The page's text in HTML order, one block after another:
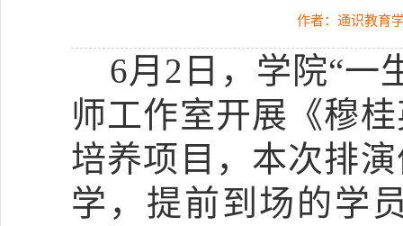
作者：通识教育
6月2日，学院“一
师工作室开展《穆
培养项目，本次排
学，提前到场的学